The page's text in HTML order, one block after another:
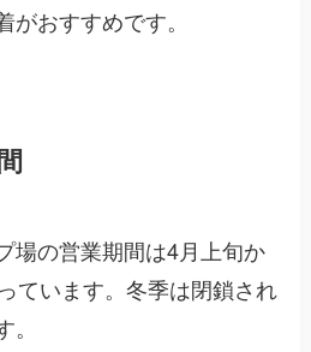
おすすめです。
場の営業期間は4月上旬か
ています。冬季は閉鎖され